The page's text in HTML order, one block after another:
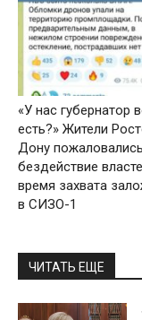
«У нас губернатор
есть?» Жители
Дону
бездействие
время захвата
в СИЗО-1
ЧИТАТЬ ЕЩЕ